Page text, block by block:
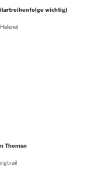
wichtig)
Thomsn